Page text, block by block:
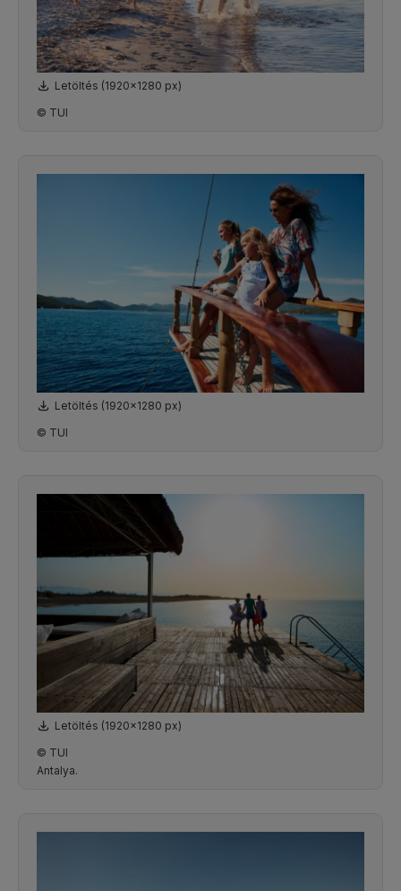
Letöltés (1920x1280 px)
© TUI
Letöltés (1920x1280 px)
© TUI
Letöltés (1920x1280 px)
© TUI
Antalya.